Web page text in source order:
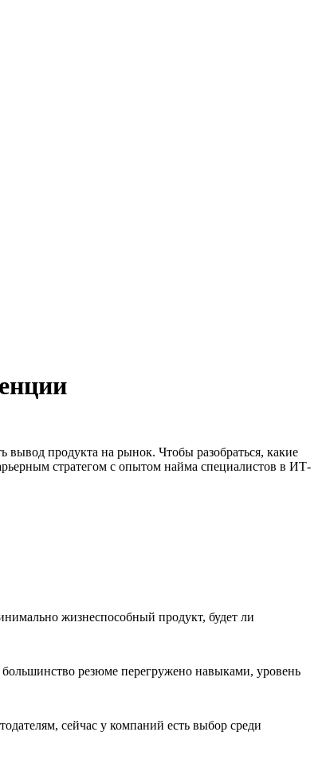
вывод продукта на рынок. Чтобы разобраться, какие
стратегом с опытом найма специалистов в ИТ-
жизнеспособный продукт, будет ли
резюме перегружено навыками, уровень
сейчас у компаний есть выбор среди